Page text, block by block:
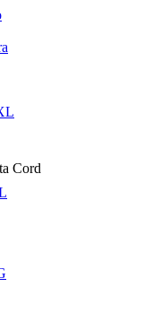
Cord